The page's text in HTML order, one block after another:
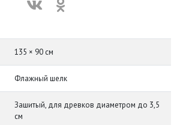
135 × 90 см
Флажный шелк
Зашитый, для древков диаметром до 3,5
см